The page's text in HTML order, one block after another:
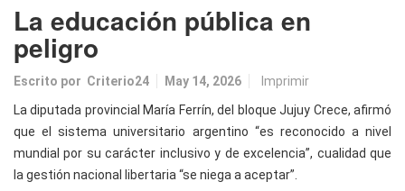
La educación pública en
peligro
Escrito por Criterio24 May 14, 2026 Imprimir
La diputada provincial María Ferrín, del bloque Jujuy Crece, afirmó
que el sistema universitario argentino “es reconocido a nivel
mundial por su carácter inclusivo y de excelencia”, cualidad que
la gestión nacional libertaria “se niega a aceptar”.